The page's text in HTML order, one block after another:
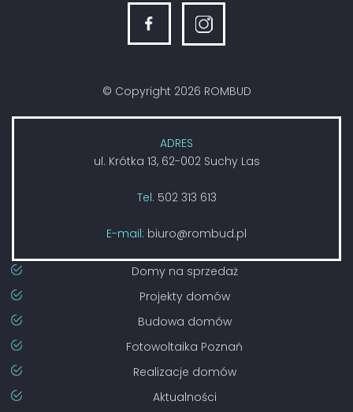
© Copyright 2026 ROMBUD
ADRES
ul. Krótka 13, 62-002 Suchy Las
Tel. 502 313 613
E-mail: biuro@rombud.pl
Domy na sprzedaż
Projekty domów
Budowa domów
Fotowoltaika Poznań
Realizacje domów
Aktualności